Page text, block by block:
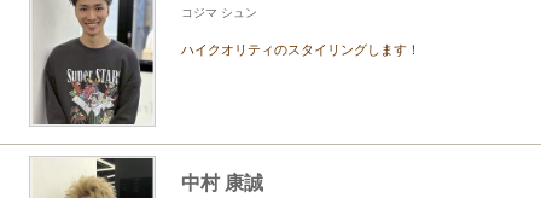
コジマ シュン
ハイクオリティのスタイリングします！
中村 康誠